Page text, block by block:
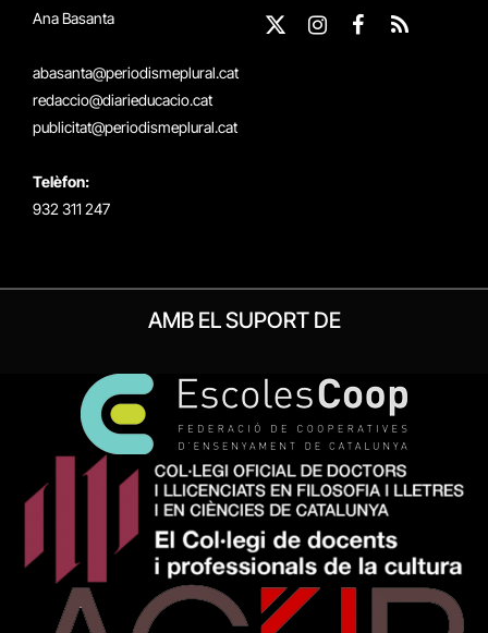
Ana Basanta
abasanta@periodismeplural.cat
redaccio@diarieducacio.cat
publicitat@periodismeplural.cat
Telèfon:
932 311 247
X
Instagram
Facebook
RSS
AMB EL SUPORT DE